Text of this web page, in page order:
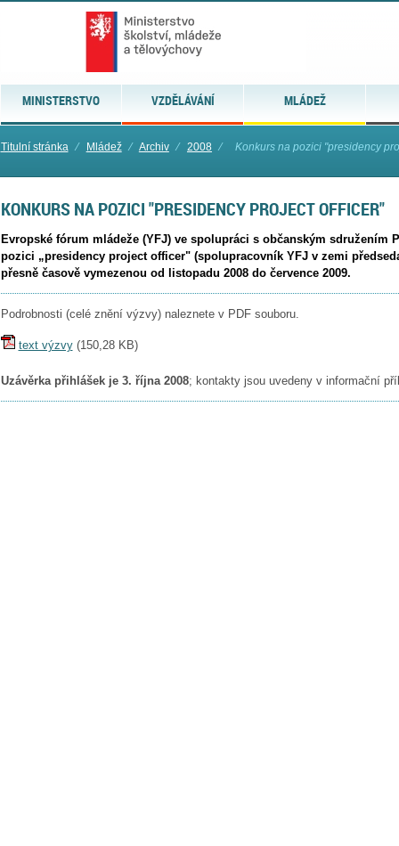
MINISTERSTVO VZDĚLÁVÁNÍ MLÁDEŽ
Titulní stránka ⁄ Mládež ⁄ Archiv ⁄ 2008 ⁄ Konkurs na pozici "presidency
KONKURS NA POZICI "PRESIDENCY PROJECT OFFICER"
Evropské fórum mládeže (YFJ) ve spolupráci s občanským sdružením
pozici „presidency project officer" (spolupracovník YFJ v zemi
přesně časově vymezenou od listopadu 2008 do července 2009.
Podrobnosti (celé znění výzvy) naleznete v PDF souboru.
text výzvy(150,28 KB)
Uzávěrka přihlášek je 3. října 2008; kontakty jsou uvedeny v informační